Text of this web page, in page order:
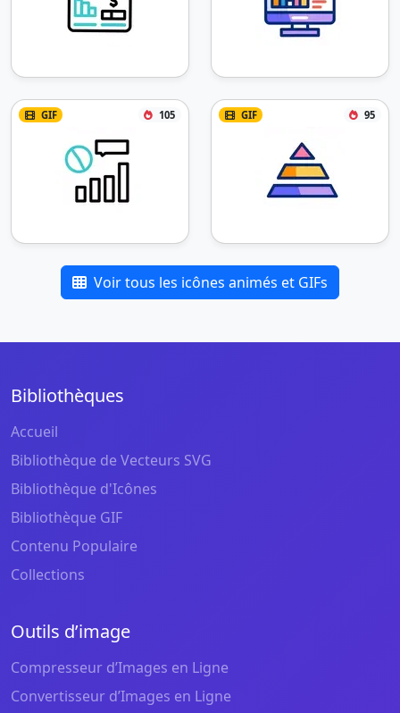
GIF 105 GIF 95
Voir tous les icônes animés et GIFs
Bibliothèques
Accueil
Bibliothèque de Vecteurs SVG
Bibliothèque d'Icônes
Bibliothèque GIF
Contenu Populaire
Collections
Outils d’image
Compresseur d’Images en Ligne
Convertisseur d’Images en Ligne